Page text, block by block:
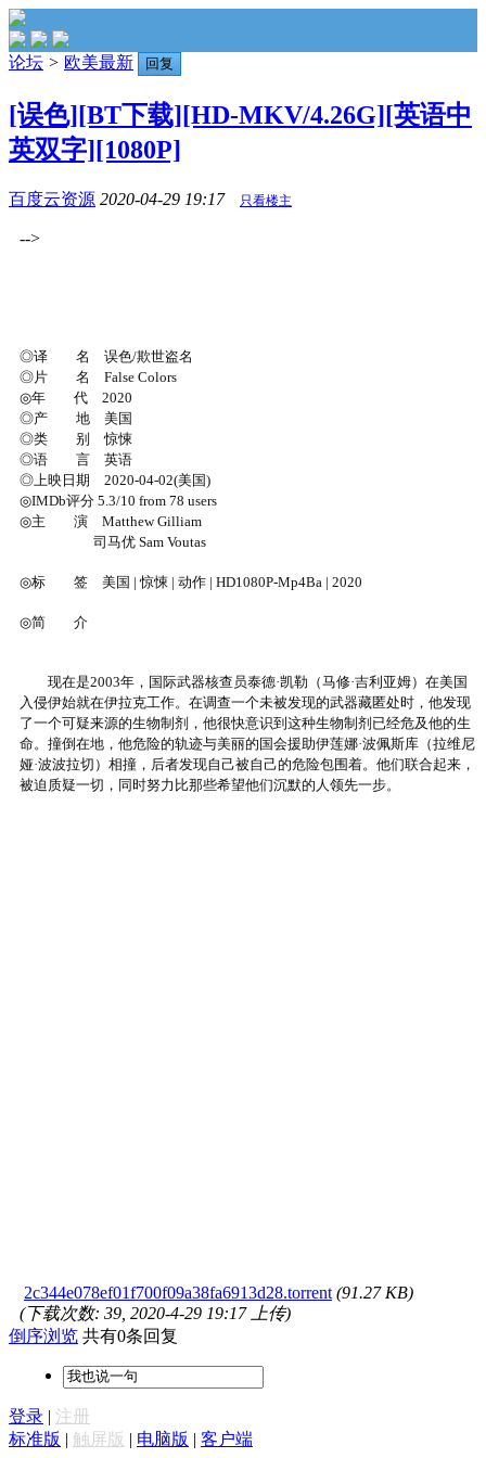
论坛 > 欧美最新 回复
[误色][BT下载][HD-MKV/4.26G][英语中
英双字][1080P]
百度云资源 2020-04-29 19:17 只看楼主
-->
◎译 名 误色/欺世盗名
◎片 名 False Colors
◎年 代 2020
◎产 地 美国
◎类 别 惊悚
◎语 言 英语
◎上映日期 2020-04-02(美国)
◎IMDb评分 5.3/10 from 78 users
◎主 演 Matthew Gilliam
司马优 Sam Voutas
◎标 签 美国 | 惊悚 | 动作 | HD1080P-Mp4Ba | 2020
◎简 介
现在是2003年，国际武器核查员泰德·凯勒（马修·吉利亚姆）在美国
入侵伊始就在伊拉克工作。在调查一个未被发现的武器藏匿处时，他发现
了一个可疑来源的生物制剂，他很快意识到这种生物制剂已经危及他的生
命。撞倒在地，他危险的轨迹与美丽的国会援助伊莲娜·波佩斯库（拉维尼
娅·波波拉切）相撞，后者发现自己被自己的危险包围着。他们联合起来，
被迫质疑一切，同时努力比那些希望他们沉默的人领先一步。
2c344e078ef01f700f09a38fa6913d28.torrent (91.27 KB)
(下载次数: 39, 2020-4-29 19:17 上传)
倒序浏览 共有0条回复
登录 | 注册
标准版 | 触屏版 | 电脑版 | 客户端